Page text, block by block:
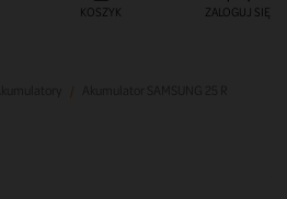
KOSZYK ZALOGUJ SIĘ